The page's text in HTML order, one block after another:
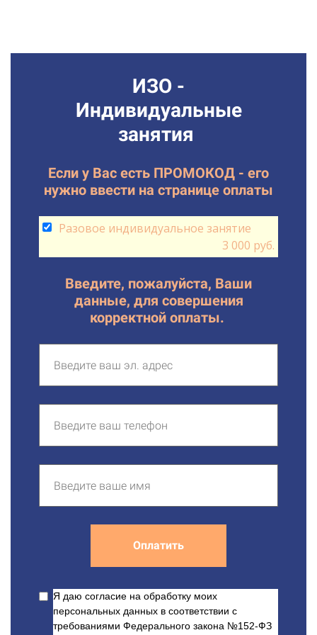
ИЗО -
Индивидуальные
занятия
Если у Вас есть ПРОМОКОД - его
нужно ввести на странице оплаты
Разовое индивидуальное занятие
3 000 руб.
Введите, пожалуйста, Ваши
данные, для совершения
корректной оплаты.
Оплатить
Я даю согласие на обработку моих
персональных данных в соответствии с
требованиями Федерального закона №152-ФЗ